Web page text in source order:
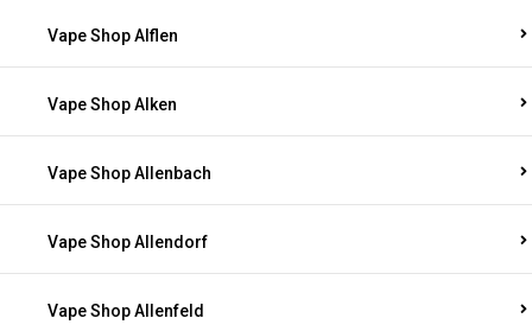
Vape Shop Alflen
Vape Shop Alken
Vape Shop Allenbach
Vape Shop Allendorf
Vape Shop Allenfeld